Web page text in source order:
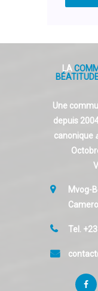
LA
Une
depuis
canonique
Mvog-
Tel.